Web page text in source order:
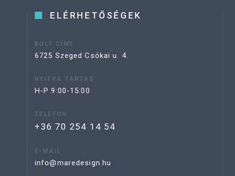
ELÉRHETŐSÉGEK
BOLT CÍME
6725 Szeged Csókai u. 4.
NYITVA TARTÁS
H-P 9:00-15:00
TELEFON
+36 70 254 14 54
E-MAIL
info@maredesign.hu